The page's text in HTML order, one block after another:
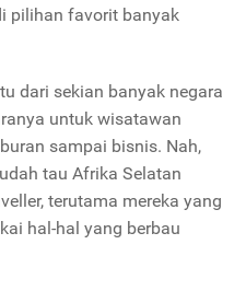
pilihan favorit banyak
dari sekian banyak negara
untuk wisatawan
sampai bisnis. Nah,
tau Afrika Selatan
terutama mereka yang
hal-hal yang berbau